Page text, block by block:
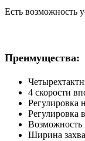
Есть возможность
Преимущества:
4 скорости
Регулировка
Регулировка
Возможность
Ширина